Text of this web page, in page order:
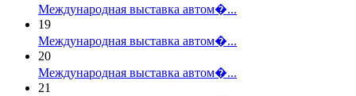
Международная выставка автом�...
19
Международная выставка автом�...
20
Международная выставка автом�...
21